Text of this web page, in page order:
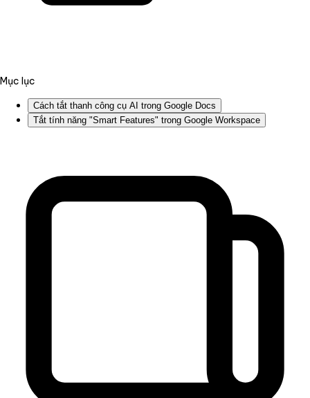
Mục lục
Cách tắt thanh công cụ AI trong Google Docs
Tắt tính năng "Smart Features" trong Google Workspace